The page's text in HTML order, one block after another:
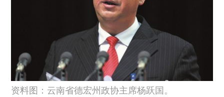
资料图：云南省德宏州政协主席杨跃国。